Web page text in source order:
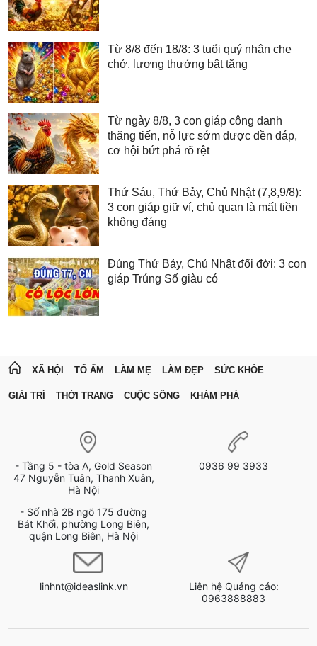
Từ 8/8 đến 18/8: 3 tuổi quý nhân che
chở, lương thưởng bật tăng
Từ ngày 8/8, 3 con giáp công danh
thăng tiến, nỗ lực sớm được đền đáp,
cơ hội bứt phá rõ rệt
Thứ Sáu, Thứ Bảy, Chủ Nhật (7,8,9/8):
3 con giáp giữ ví, chủ quan là mất tiền
không đáng
Đúng Thứ Bảy, Chủ Nhật đổi đời: 3 con
giáp Trúng Số giàu có
XÃ HỘI TỔ ẤM LÀM MẸ LÀM ĐẸP SỨC KHỎE
GIẢI TRÍ THỜI TRANG CUỘC SỐNG KHÁM PHÁ
- Tầng 5 - tòa A, Gold Season
47 Nguyễn Tuân, Thanh Xuân,
Hà Nội
- Số nhà 2B ngõ 175 đường
Bát Khối, phường Long Biên,
quận Long Biên, Hà Nội
0936 99 3933
linhnt@ideaslink.vn
Liên hệ Quảng cáo:
0963888883